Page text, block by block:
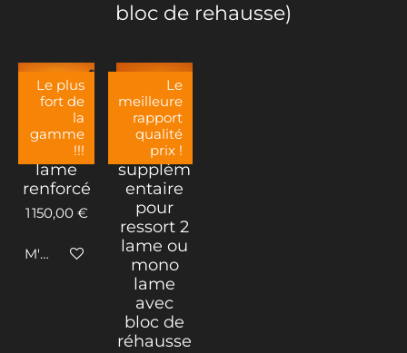
bloc de rehausse)
Le plus
fort de
la
gamme
!!!
Ressort
double
lame
renforcé
1 150,00 €
M'avertir si disponible
Le
meilleure
rapport
qualité
prix !
Kits de
lames
supplém
entaire
pour
ressort 2
lame ou
mono
lame
avec
bloc de
réhausse